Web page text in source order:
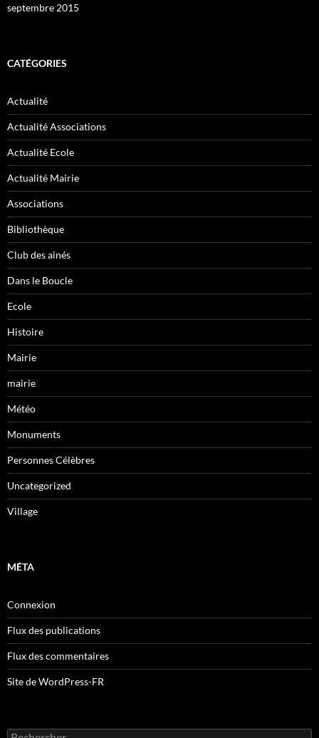
septembre 2015
CATÉGORIES
Actualité
Actualité Associations
Actualité Ecole
Actualité Mairie
Associations
Bibliothèque
Club des ainés
Dans le Boucle
Ecole
Histoire
Mairie
mairie
Météo
Monuments
Personnes Célèbres
Uncategorized
Village
MÉTA
Connexion
Flux des publications
Flux des commentaires
Site de WordPress-FR
Rechercher :